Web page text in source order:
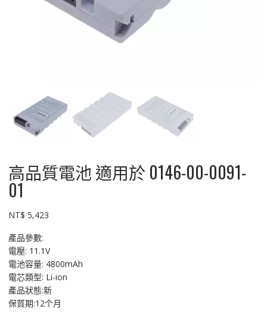
高品質電池 適用於 0146-00-0091-
01
NT$ 5,423
產品參數:
電壓: 11.1V
電池容量: 4800mAh
電芯類型: Li-ion
產品狀態:新
保質期:12个月